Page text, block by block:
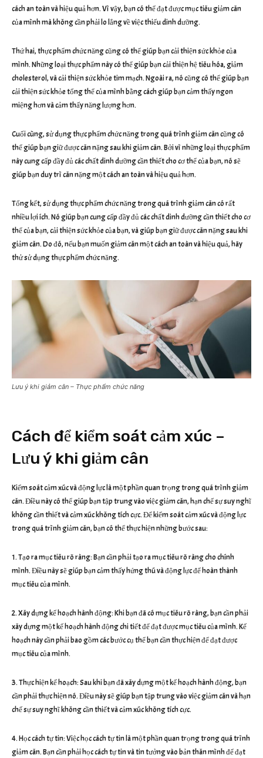
cách an toàn và hiệu quả hơn. Vì vậy, bạn có thể đạt được mục tiêu giảm cân
của mình mà không cần phải lo lắng về việc thiếu dinh dưỡng.
Thứ hai, thực phẩm chức năng cũng có thể giúp bạn cải thiện sức khỏe của
mình. Những loại thực phẩm này có thể giúp bạn cải thiện hệ tiêu hóa, giảm
cholesterol, và cải thiện sức khỏe tim mạch. Ngoài ra, nó cũng có thể giúp bạn
cải thiện sức khỏe tổng thể của mình bằng cách giúp bạn cảm thấy ngon
miệng hơn và cảm thấy năng lượng hơn.
Cuối cùng, sử dụng thực phẩm chức năng trong quá trình giảm cân cũng có
thể giúp bạn giữ được cân nặng sau khi giảm cân. Bởi vì những loại thực phẩm
này cung cấp đầy đủ các chất dinh dưỡng cần thiết cho cơ thể của bạn, nó sẽ
giúp bạn duy trì cân nặng một cách an toàn và hiệu quả hơn.
Tổng kết, sử dụng thực phẩm chức năng trong quá trình giảm cân có rất
nhiều lợi ích. Nó giúp bạn cung cấp đầy đủ các chất dinh dưỡng cần thiết cho cơ
thể của bạn, cải thiện sức khỏe của bạn, và giúp bạn giữ được cân nặng sau khi
giảm cân. Do đó, nếu bạn muốn giảm cân một cách an toàn và hiệu quả, hãy
thử sử dụng thực phẩm chức năng.
Lưu ý khi giảm cân – Thực phẩm chức năng
Cách để kiểm soát cảm xúc –
Lưu ý khi giảm cân
Kiểm soát cảm xúc và động lực là một phần quan trọng trong quá trình giảm
cân. Điều này có thể giúp bạn tập trung vào việc giảm cân, hạn chế sự suy nghĩ
không cần thiết và cảm xúc không tích cực. Để kiểm soát cảm xúc và động lực
trong quá trình giảm cân, bạn có thể thực hiện những bước sau:
1. Tạo ra mục tiêu rõ ràng: Bạn cần phải tạo ra mục tiêu rõ ràng cho chính
mình. Điều này sẽ giúp bạn cảm thấy hứng thú và động lực để hoàn thành
mục tiêu của mình.
2. Xây dựng kế hoạch hành động: Khi bạn đã có mục tiêu rõ ràng, bạn cần phải
xây dựng một kế hoạch hành động chi tiết để đạt được mục tiêu của mình. Kế
hoạch này cần phải bao gồm các bước cụ thể bạn cần thực hiện để đạt được
mục tiêu của mình.
3. Thực hiện kế hoạch: Sau khi bạn đã xây dựng một kế hoạch hành động, bạn
cần phải thực hiện nó. Điều này sẽ giúp bạn tập trung vào việc giảm cân và hạn
chế sự suy nghĩ không cần thiết và cảm xúc không tích cực.
4. Học cách tự tin: Việc học cách tự tin là một phần quan trọng trong quá trình
giảm cân. Bạn cần phải học cách tự tin và tin tưởng vào bản thân mình để đạt